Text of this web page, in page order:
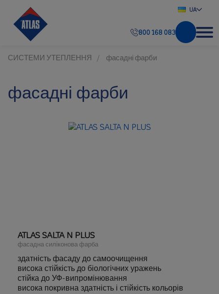
UA
800 168 083
СИСТЕМИ УТЕПЛЕННЯ фасадні фарби
фасадні фарби
ATLAS SALTA N PLUS
фасадна силіконова фарба
здатність фасаду до самоочищення
висока стійкість до біологічних уражень
стійка до УФ-випромінювання
висока покривна здатність і стійкість кольорів